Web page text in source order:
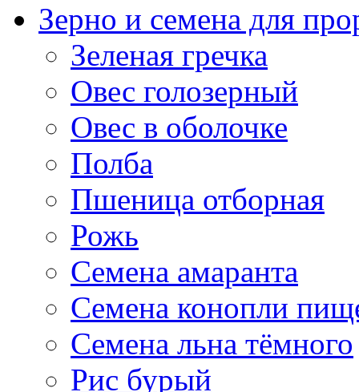
Зерно и семена для
Зеленая гречка
Овес голозерный
Овес в оболочке
Полба
Пшеница отборная
Рожь
Семена амаранта
Семена конопли
Семена льна тёмного
Рис бурый